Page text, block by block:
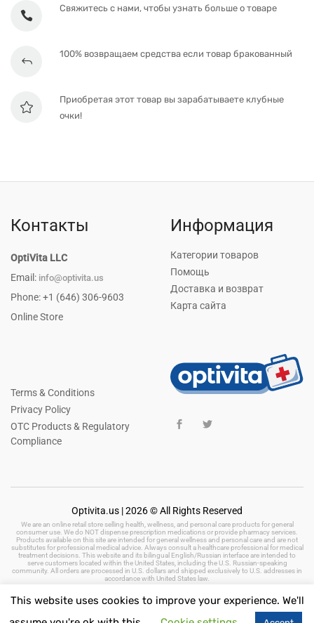
Свяжитесь с нами, чтобы узнать больше о товаре
100% возвращаем средства если товар бракованный
Приобретая этот товар вы зарабатываете клубные
очки!
Контакты
OptiVita LLC
Email: info@optivita.us
Phone: +1 (646) 306-9603
Online Store
Информация
Категории товаров
Помощь
Доставка и возврат
Карта сайта
Terms & Conditions
Privacy Policy
OTC Products & Regulatory
Compliance
Optivita.us | 2026 © All Rights Reserved
We are an online retail store selling health, wellness, and personal care products for general
consumer use. We do NOT dispense prescription medications or provide pharmacy services.
Products available on this site are intended for general wellness and personal care and are not
substitutes for professional medical advice. Always consult a healthcare professional for medical
treatment decisions. This website and its bilingual English/Russian interface are intended to
serve customers located within the United States, including the U.S. Russian-speaking
community. All orders are processed in U.S. dollars and shipped exclusively to U.S. addresses in
accordance with United States law.
This website uses cookies to improve your experience. We'll